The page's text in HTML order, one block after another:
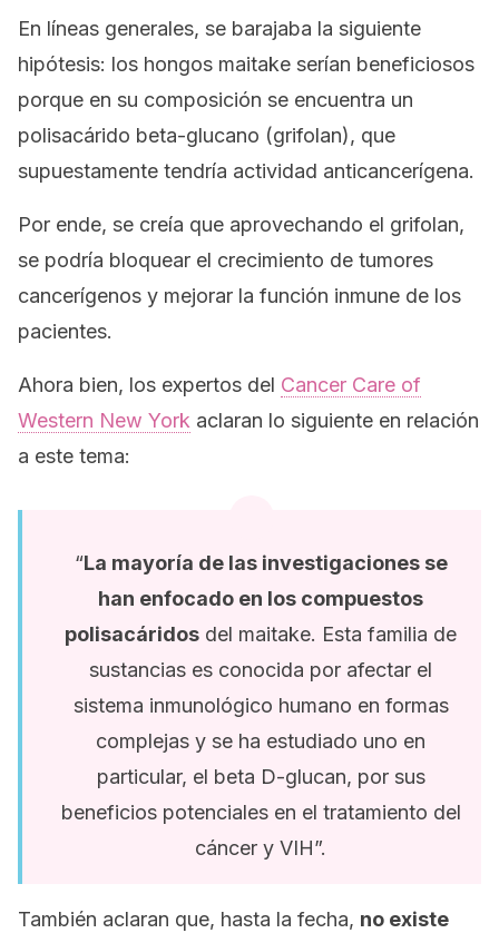
En líneas generales, se barajaba la siguiente
hipótesis: los hongos maitake serían beneficiosos
porque en su composición se encuentra un
polisacárido beta-glucano (grifolan), que
supuestamente tendría actividad anticancerígena.
Por ende, se creía que aprovechando el grifolan,
se podría bloquear el crecimiento de tumores
cancerígenos y mejorar la función inmune de los
pacientes.
Ahora bien, los expertos del Cancer Care of
Western New York aclaran lo siguiente en relación
a este tema:
“La mayoría de las investigaciones se
han enfocado en los compuestos
polisacáridos del maitake. Esta familia de
sustancias es conocida por afectar el
sistema inmunológico humano en formas
complejas y se ha estudiado uno en
particular, el beta D-glucan, por sus
beneficios potenciales en el tratamiento del
cáncer y VIH”.
También aclaran que, hasta la fecha, no existe